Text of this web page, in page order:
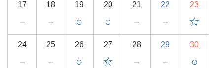
17
－
18
－
19
○
20
○
21
－
22
－
23
☆
24
－
25
－
26
○
27
☆
28
－
29
－
30
○